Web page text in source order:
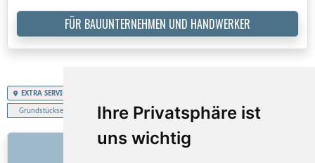
Ihre Privatsphäre ist
uns wichtig
FÜR BAUUNTERNEHMEN UND HANDWERKER
EXTRA SERVICES
Grundstücksentrümpelung
LINKS